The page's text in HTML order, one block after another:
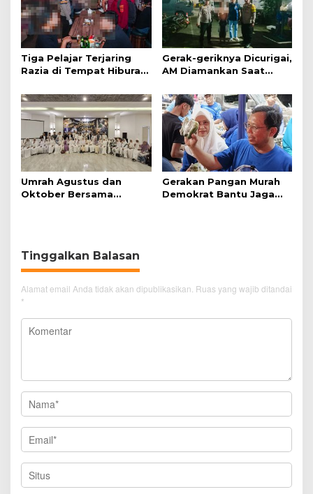
Tiga Pelajar Terjaring
Razia di Tempat Hiburan
Gerak-geriknya Dicurigai,
AM Diamankan Saat
Umrah Agustus dan
Oktober Bersama
Gerakan Pangan Murah
Demokrat Bantu Jaga
Tinggalkan Balasan
Alamat email Anda tidak akan dipublikasikan. Ruas yang wajib ditandai
*